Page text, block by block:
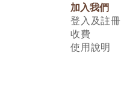
加入我們
登入及註冊
收費
使用說明